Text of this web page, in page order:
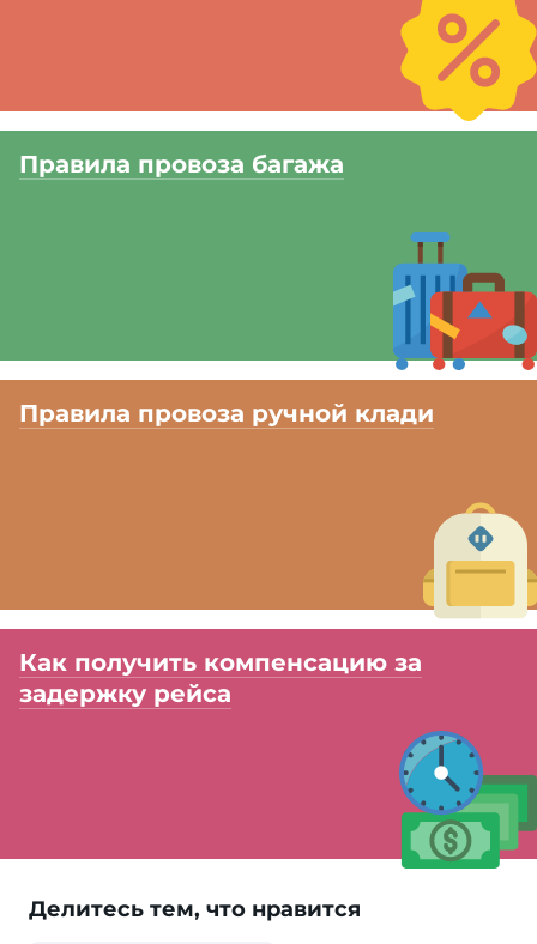
Правила провоза багажа
Правила провоза ручной клади
Как получить компенсацию за
задержку рейса
Делитесь тем, что нравится